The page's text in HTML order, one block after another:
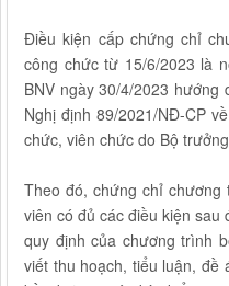
Điều kiện cấp chứng chỉ
công chức từ 15/6/2023 là
BNV ngày 30/4/2023 hướng
Nghị định 89/2021/NĐ-CP
chức, viên chức do Bộ
Theo đó, chứng chỉ
viên có đủ các điều kiện sau
quy định của chương trình
viết thu hoạch, tiểu luận, đề